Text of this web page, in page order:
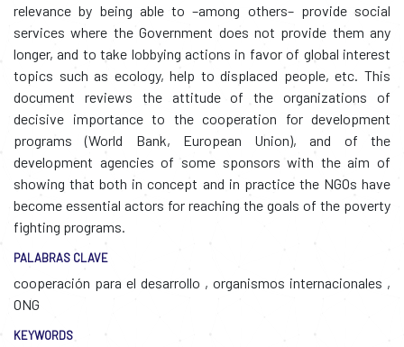
relevance by being able to –among others– provide social
services where the Government does not provide them any
longer, and to take lobbying actions in favor of global interest
topics such as ecology, help to displaced people, etc. This
document reviews the attitude of the organizations of
decisive importance to the cooperation for development
programs (World Bank, European Union), and of the
development agencies of some sponsors with the aim of
showing that both in concept and in practice the NGOs have
become essential actors for reaching the goals of the poverty
fighting programs.
PALABRAS CLAVE
cooperación para el desarrollo , organismos internacionales ,
ONG
KEYWORDS